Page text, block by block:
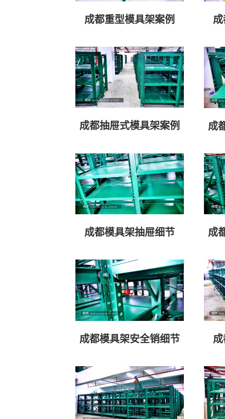
成都重型模具架案例
成都抽屉式模具架案例 成
成都模具架抽屉细节 成
成都模具架安全销细节